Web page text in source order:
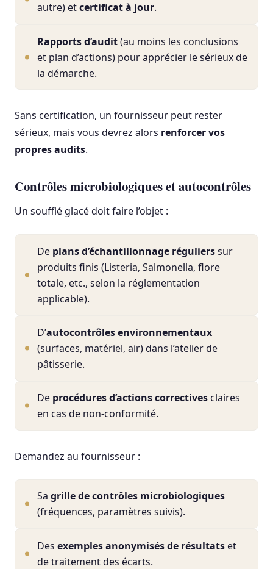
autre) etcertificat à jour.
Rapports d’audit(au moins les conclusions
et plan d’actions) pour apprécier le sérieux de
la démarche.
Sans certification, un fournisseur peut rester
sérieux, mais vous devrez alors renforcer vos
propres audits.
Contrôles microbiologiques et autocontrôles
Un soufflé glacé doit faire l’objet :
De plans d’échantillonnage régulierssur
produits finis (Listeria, Salmonella, flore
totale, etc., selon la réglementation
applicable).
D’autocontrôles environnementaux
(surfaces, matériel, air) dans l’atelier de
pâtisserie.
De procédures d’actions correctives claires
en cas de non-conformité.
Demandez au fournisseur :
Sa grille de contrôles microbiologiques
(fréquences, paramètres suivis).
Des exemples anonymisés de résultats et
de traitement des écarts.